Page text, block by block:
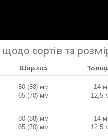
сортів та
Ширина
80 (88) мм
65 (70) мм
14
12,5
80 (88) мм
65 (70) мм
14
12,5